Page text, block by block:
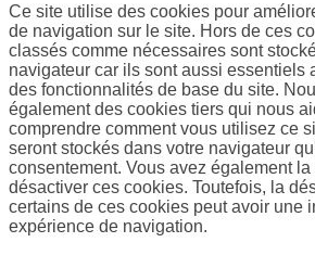
Ce site utilise des cookies pour
de navigation sur le site. Hors de ces
classés comme nécessaires sont
navigateur car ils sont aussi essentiels
des fonctionnalités de base du site.
également des cookies tiers qui nous
comprendre comment vous utilisez ce
seront stockés dans votre navigateur
consentement. Vous avez également
désactiver ces cookies. Toutefois, la
certains de ces cookies peut avoir une
expérience de navigation.